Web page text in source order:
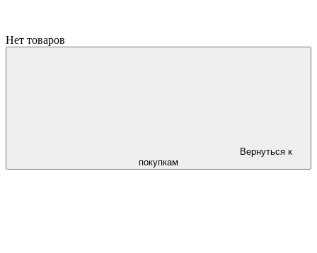
Нет товаров
Вернуться к
покупкам